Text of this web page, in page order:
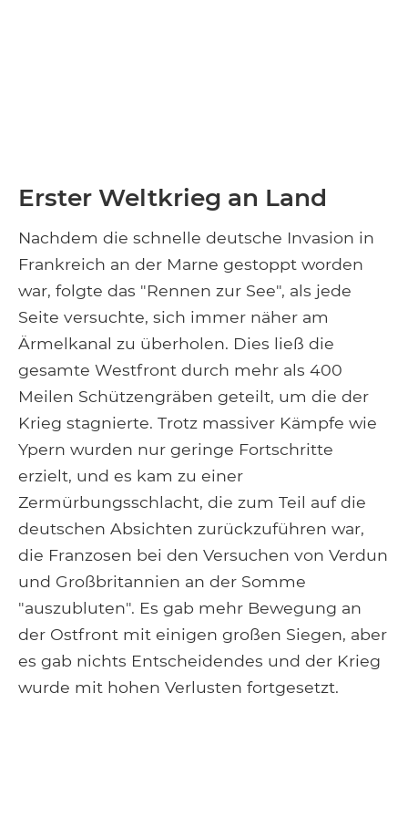
Erster Weltkrieg an Land
Nachdem die schnelle deutsche Invasion in
Frankreich an der Marne gestoppt worden
war, folgte das "Rennen zur See", als jede
Seite versuchte, sich immer näher am
Ärmelkanal zu überholen. Dies ließ die
gesamte Westfront durch mehr als 400
Meilen Schützengräben geteilt, um die der
Krieg stagnierte. Trotz massiver Kämpfe wie
Ypern wurden nur geringe Fortschritte
erzielt, und es kam zu einer
Zermürbungsschlacht, die zum Teil auf die
deutschen Absichten zurückzuführen war,
die Franzosen bei den Versuchen von Verdun
und Großbritannien an der Somme
"auszubluten". Es gab mehr Bewegung an
der Ostfront mit einigen großen Siegen, aber
es gab nichts Entscheidendes und der Krieg
wurde mit hohen Verlusten fortgesetzt.